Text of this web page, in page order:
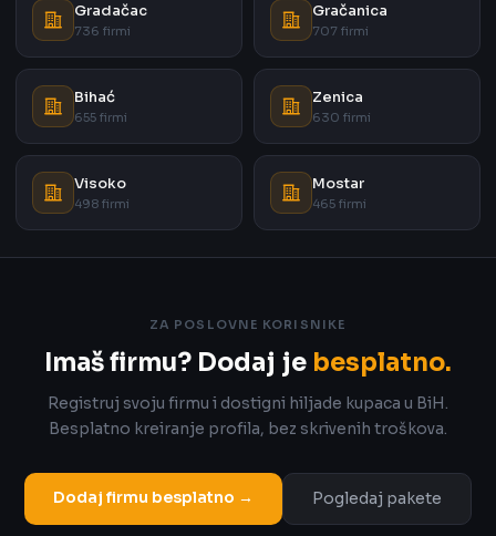
Gradačac
736 firmi
Gračanica
707 firmi
Bihać
655 firmi
Zenica
630 firmi
Visoko
498 firmi
Mostar
465 firmi
ZA POSLOVNE KORISNIKE
Imaš firmu? Dodaj je besplatno.
Registruj svoju firmu i dostigni hiljade kupaca u BiH.
Besplatno kreiranje profila, bez skrivenih troškova.
Dodaj firmu besplatno → Pogledaj pakete